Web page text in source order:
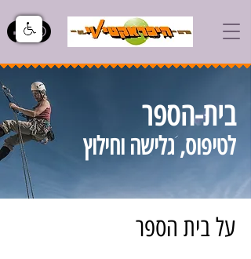
בית-הספר
לטיפוס, גלישה וחילוץ
על בית הספר